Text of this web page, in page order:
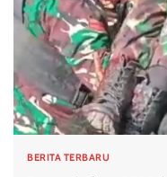
BERITA TERBARU